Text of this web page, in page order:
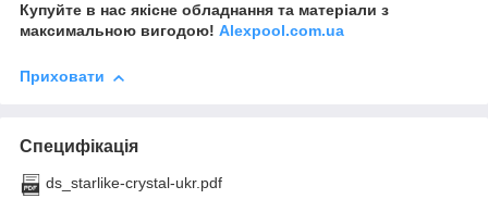
Купуйте в нас якісне обладнання та матеріали з
максимальною вигодою! Alexpool.com.ua
Приховати
Специфікація
ds_starlike-crystal-ukr.pdf